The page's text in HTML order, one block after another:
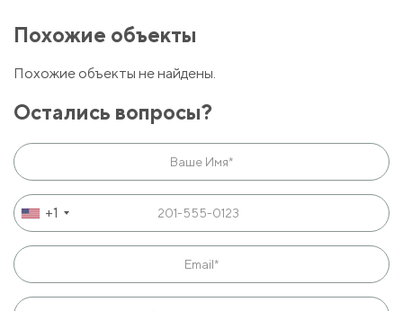
Похожие объекты
Похожие объекты не найдены.
Остались вопросы?
+1